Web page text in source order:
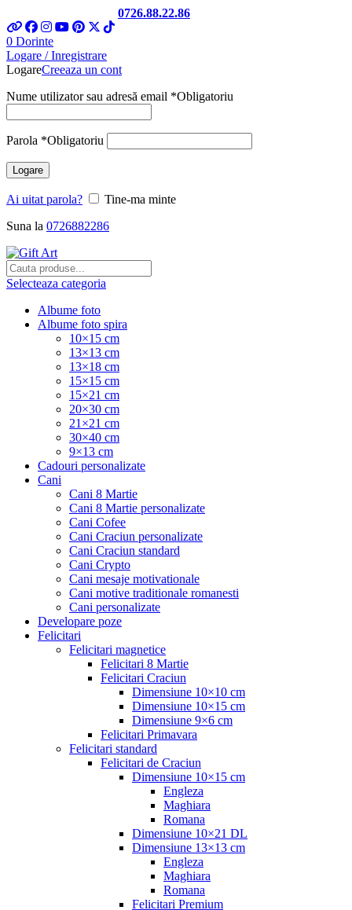
0726.88.22.86
0 Dorinte
Logare / Inregistrare
LogareCreeaza un cont
Nume utilizator sau adresă email *Obligatoriu
Parola *Obligatoriu
Logare
Ai uitat parola?
Tine-ma minte
Suna la 0726882286
Selecteaza categoria
Albume foto
Albume foto spira
10×15 cm
13×13 cm
13×18 cm
15×15 cm
15×21 cm
20×30 cm
21×21 cm
30×40 cm
9×13 cm
Cadouri personalizate
Cani
Cani 8 Martie
Cani 8 Martie personalizate
Cani Cofee
Cani Craciun personalizate
Cani Craciun standard
Cani Crypto
Cani mesaje motivationale
Cani motive traditionale romanesti
Cani personalizate
Developare poze
Felicitari
Felicitari magnetice
Felicitari 8 Martie
Felicitari Craciun
Dimensiune 10×10 cm
Dimensiune 10×15 cm
Dimensiune 9×6 cm
Felicitari Primavara
Felicitari standard
Felicitari de Craciun
Dimensiune 10×15 cm
Engleza
Maghiara
Romana
Dimensiune 10×21 DL
Dimensiune 13×13 cm
Engleza
Maghiara
Romana
Felicitari Premium